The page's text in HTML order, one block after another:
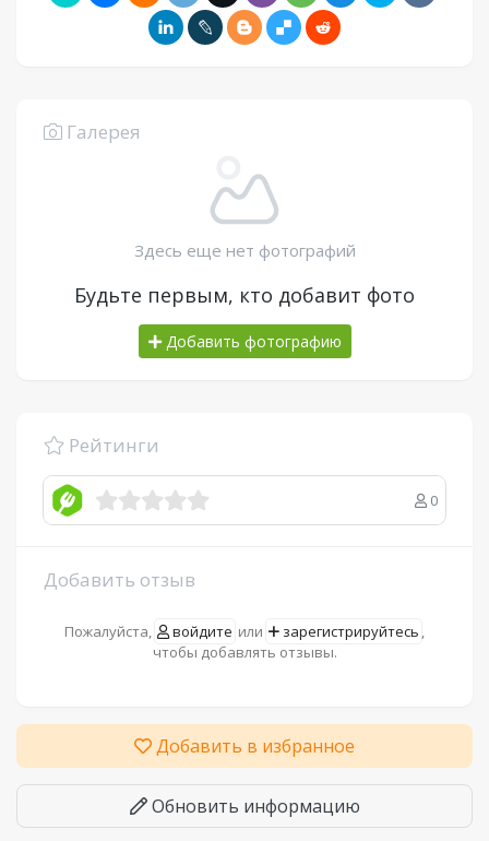
Галерея
Здесь еще нет фотографий
Будьте первым, кто добавит фото
Добавить фотографию
Рейтинги
0
Добавить отзыв
Пожалуйста, войдите или зарегистрируйтесь ,
чтобы добавлять отзывы.
Добавить в избранное
Обновить информацию